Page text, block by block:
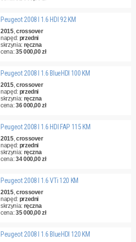
Peugeot 2008 I 1.6 HDI 92 KM
2015,crossover
napęd: przedni
skrzynia: ręczna
cena:35 000,00 zł
Peugeot 2008 I 1.6 BlueHDI 100 KM
2015,crossover
napęd: przedni
skrzynia: ręczna
cena:36 000,00 zł
Peugeot 2008 I 1.6 HDI FAP 115 KM
2015,crossover
napęd: przedni
skrzynia: ręczna
cena:34 000,00 zł
Peugeot 2008 I 1.6 VTi 120 KM
2015,crossover
napęd: przedni
skrzynia: ręczna
cena:35 000,00 zł
Peugeot 2008 I 1.6 BlueHDI 120 KM